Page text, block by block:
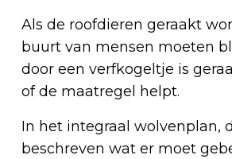
Als de roofdieren geraakt
buurt van mensen moeten
door een verfkogeltje is
of de maatregel helpt.
In het integraal wolvenplan,
beschreven wat er moet